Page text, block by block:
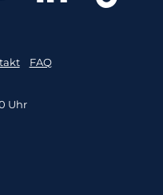
FAQ
Uhr